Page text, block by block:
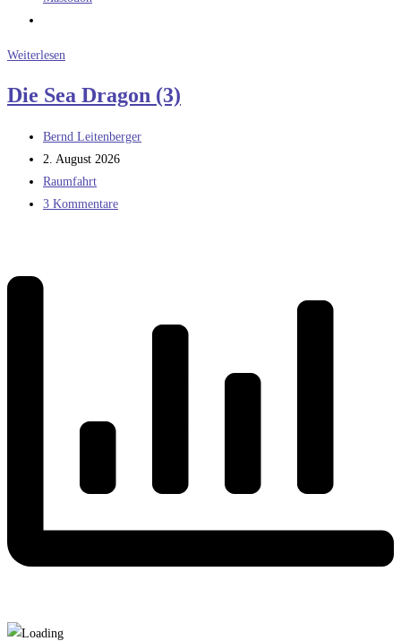
Weiterlesen
Dumb
–
heute
Die Sea Dragon (3)
Beitrags-
Autor:
Bernd Leitenberger
Beitrag
veröffentlicht:
2. August 2026
Beitrags-
Kategorie:
Raumfahrt
Beitrags-
3 Kommentare